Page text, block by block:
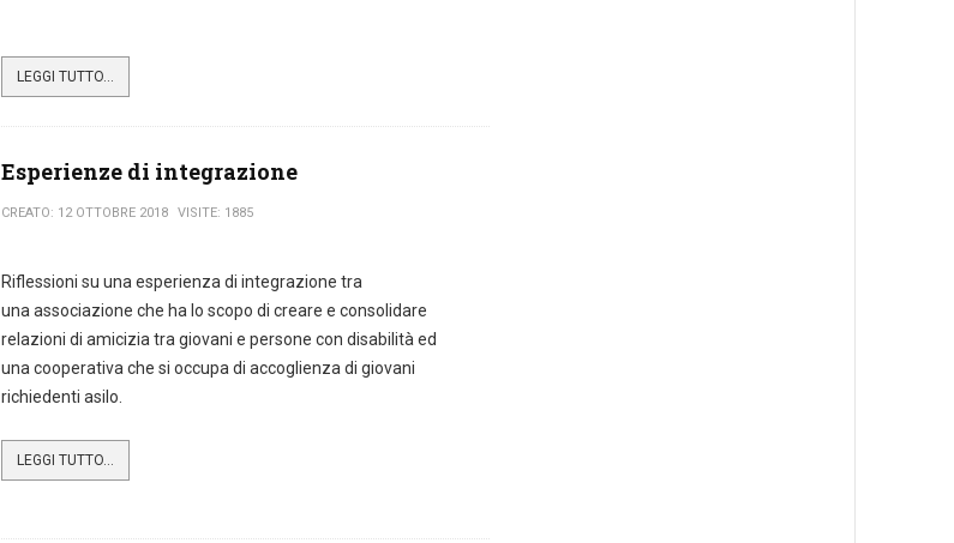
LEGGI TUTTO...
Esperienze di integrazione
CREATO: 12 OTTOBRE 2018 VISITE: 1885
Riflessioni su una esperienza di integrazione tra
una associazione che ha lo scopo di creare e consolidare
relazioni di amicizia tra giovani e persone con disabilità ed
una cooperativa che si occupa di accoglienza di giovani
richiedenti asilo.
LEGGI TUTTO...